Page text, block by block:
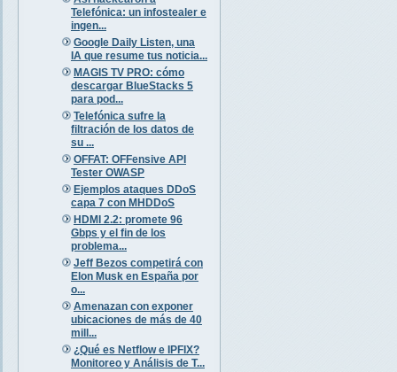
Telefónica: un infostealer e
ingen...
Google Daily Listen, una
IA que resume tus noticia...
MAGIS TV PRO: cómo
descargar BlueStacks 5
para pod...
Telefónica sufre la
filtración de los datos de
su ...
OFFAT: OFFensive API
Tester OWASP
Ejemplos ataques DDoS
capa 7 con MHDDoS
HDMI 2.2: promete 96
Gbps y el fin de los
problema...
Jeff Bezos competirá con
Elon Musk en España por
o...
Amenazan con exponer
ubicaciones de más de 40
mill...
¿Qué es Netflow e IPFIX?
Monitoreo y Análisis de T...